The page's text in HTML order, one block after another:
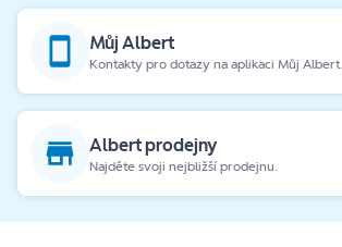
Můj Albert
Kontakty pro dotazy na aplikaci Můj Albert.
Albert prodejny
Najděte svoji nejbližší prodejnu.